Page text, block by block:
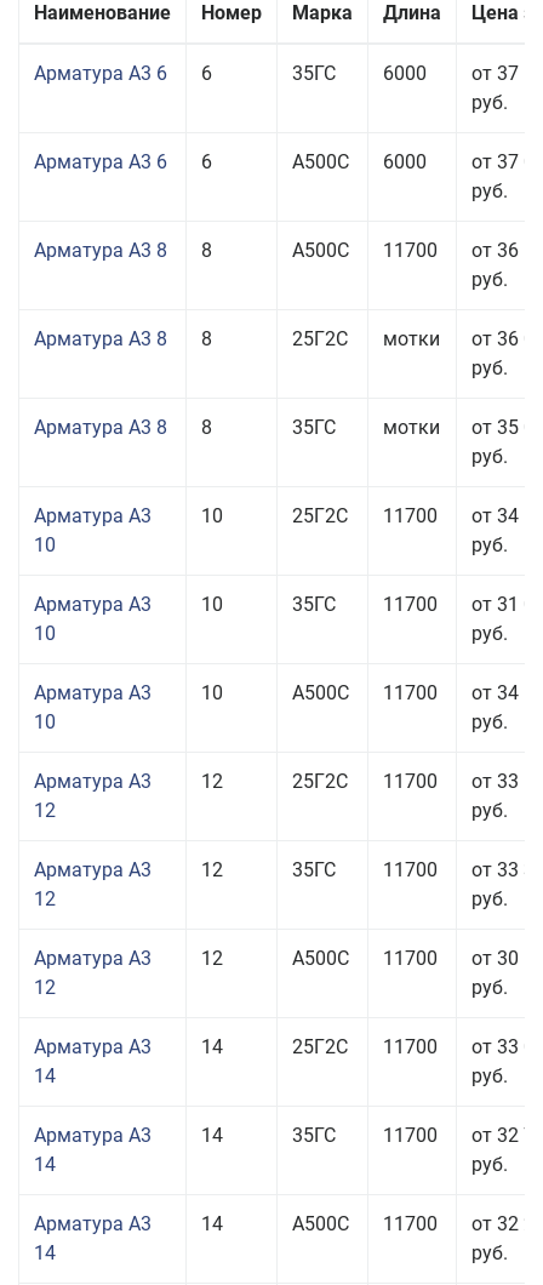
Наименование Номер Марка Длина Цена за
Арматура А3 6 6 35ГС 6000
от 37
руб.
Арматура А3 6 6 А500С 6000
от 37
руб.
Арматура А3 8 8 А500С 11700
от 36
руб.
Арматура А3 8 8 25Г2С мотки
от 36
руб.
Арматура А3 8 8 35ГС мотки
от 35
руб.
Арматура А3
10
10 25Г2С 11700
от 34
руб.
Арматура А3
10
10 35ГС 11700
от 31
руб.
Арматура А3
10
10 А500С 11700
от 34
руб.
Арматура А3
12
12 25Г2С 11700
от 33
руб.
Арматура А3
12
12 35ГС 11700
от 33
руб.
Арматура А3
12
12 А500С 11700
от 30
руб.
Арматура А3
14
14 25Г2С 11700
от 33
руб.
Арматура А3
14
14 35ГС 11700
от 32
руб.
Арматура А3
14
14 А500С 11700
от 32
руб.